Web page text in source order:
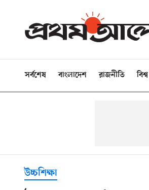
সর্বশেষ বাংলাদেশ রাজনীতি বিশ্ব
উচ্চশিক্ষা